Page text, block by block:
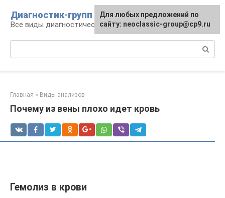
контенту
Диагностик-групп
Все виды диагностических манипуляций
Главная » Виды анализов
Почему из вены плохо идет кровь
Гемолиз в крови
Для любых предложений по
сайту: neoclassic-group@cp9.ru